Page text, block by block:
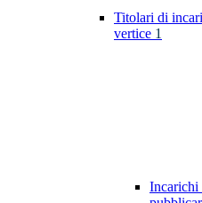
Titolari di
vertice 1
Incarichi